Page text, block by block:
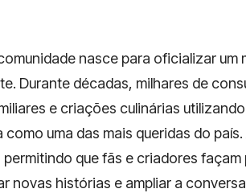
nasce para oficializar um
Durante décadas, milhares de
e criações culinárias utilizando
uma das mais queridas do
que fãs e criadores
novas histórias e ampliar a